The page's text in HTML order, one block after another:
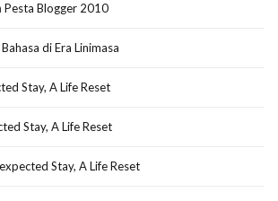
Pesta Blogger 2010
di Era Linimasa
Stay, A Life Reset
Stay, A Life Reset
Stay, A Life Reset